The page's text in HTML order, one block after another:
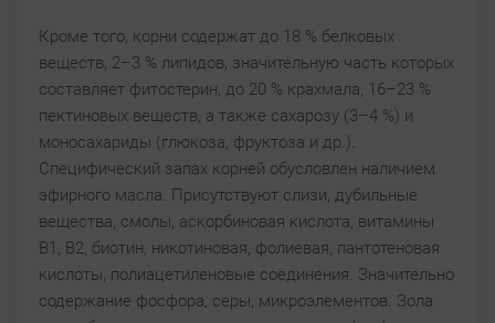
Кроме того, корни содержат до 18 % белковых
веществ, 2–3 % липидов, значительную часть которых
составляет фитостерин, до 20 % крахмала, 16–23 %
пектиновых веществ, а также сахарозу (3–4 %) и
моносахариды (глюкоза, фруктоза и др.).
Специфический запах корней обусловлен наличием
эфирного масла. Присутствуют слизи, дубильные
вещества, смолы, аскорбиновая кислота, витамины
В1, B2, биотин, никотиновая, фолиевая, пантотеновая
кислоты, полиацетиленовые соединения. Значительно
содержание фосфора, серы, микроэлементов. Зола